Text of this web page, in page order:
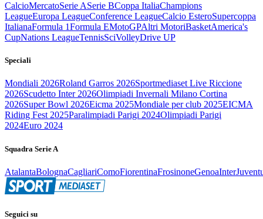
CalcioMercatoSerie ASerie BCoppa ItaliaChampions
LeagueEuropa LeagueConference LeagueCalcio EsteroSupercoppa
ItalianaFormula 1Formula EMotoGPAltri MotoriBasketAmerica's
CupNations LeagueTennisSciVolleyDrive UP
Speciali
Mondiali 2026Roland Garros 2026Sportmediaset Live Riccione
2026Scudetto Inter 2026Olimpiadi Invernali Milano Cortina
2026Super Bowl 2026Eicma 2025Mondiale per club 2025EICMA
Riding Fest 2025Paralimpiadi Parigi 2024Olimpiadi Parigi
2024Euro 2024
Squadra Serie A
AtalantaBolognaCagliariComoFiorentinaFrosinoneGenoaInter
Seguici su